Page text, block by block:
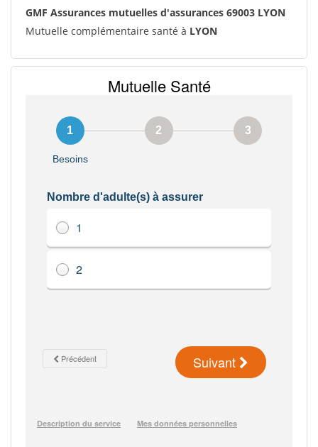
GMF Assurances mutuelles d'assurances 69003 LYON
Mutuelle complémentaire santé à LYON